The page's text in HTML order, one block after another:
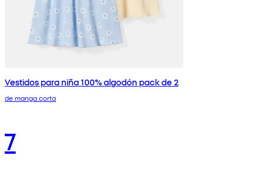
Vestidos para niña 100% algodón pack de 2
de manga corta
7